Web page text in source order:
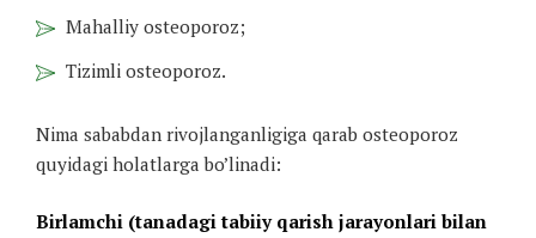
Mahalliy osteoporoz;
Tizimli osteoporoz.
Nima sababdan rivojlanganligiga qarab osteoporoz
quyidagi holatlarga bo’linadi:
Birlamchi (tanadagi tabiiy qarish jarayonlari bilan